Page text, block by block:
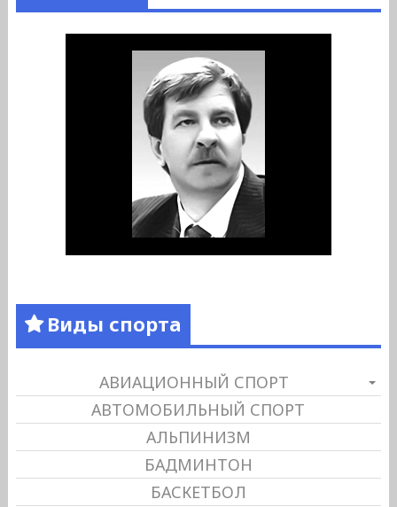
Виды спорта
АВИАЦИОННЫЙ СПОРТ
АВТОМОБИЛЬНЫЙ СПОРТ
АЛЬПИНИЗМ
БАДМИНТОН
БАСКЕТБОЛ